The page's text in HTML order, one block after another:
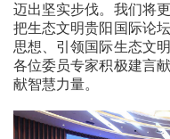
迈出坚实步伐。我们将
把生态文明贵阳国际论
思想、引领国际生态文
各位委员专家积极建言
献智慧力量。